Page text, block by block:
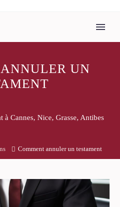
UN
Cannes, Nice, Grasse, Antibes
Comment annuler un testament